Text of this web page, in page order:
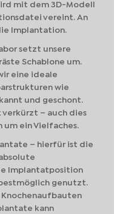
mit dem 3D-Modell
vereint. An
Implantation.
setzt unsere
Schablone um.
eine ideale
wie
und geschont.
verkürzt – auch dies
ein Vielfaches.
– hierfür ist die
Implantatposition
genutzt.
Knochenaufbauten
kann